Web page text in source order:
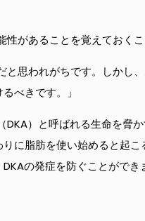
があることを覚えておく
と思われがちです。しか
べきです。」
）と呼ばれる生命を
に脂肪を使い始めると起
の発症を防ぐことができ